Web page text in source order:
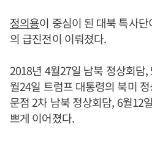
정의용이 중심이 된 대북 특사
의 급진전이 이뤄졌다.
2018년 4월27일 남북 정상회담
월24일 트럼프 대통령의 북미
문점 2차 남북 정상회담, 6월12
쁘게 이어졌다.